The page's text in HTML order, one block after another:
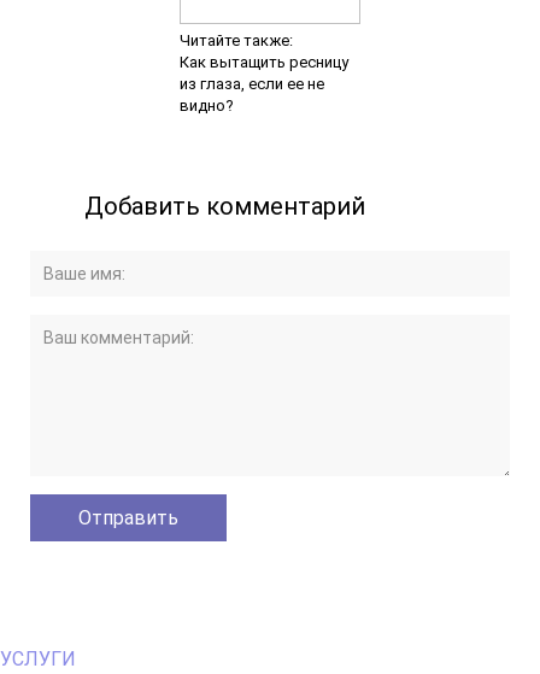
Читайте также:
Как вытащить ресницу
из глаза, если ее не
видно?
Добавить комментарий
Primary
УСЛУГИ